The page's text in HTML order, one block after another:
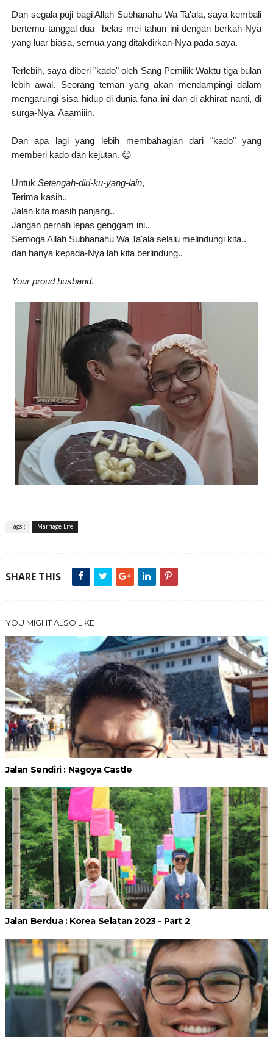
Dan segala puji bagi Allah Subhanahu Wa Ta'ala, saya kembali
bertemu tanggal dua belas mei tahun ini dengan berkah-Nya
yang luar biasa, semua yang ditakdirkan-Nya pada saya.
Terlebih, saya diberi "kado" oleh Sang Pemilik Waktu tiga bulan
lebih awal. Seorang teman yang akan mendampingi dalam
mengarungi sisa hidup di dunia fana ini dan di akhirat nanti, di
surga-Nya. Aaamiiin.
Dan apa lagi yang lebih membahagian dari "kado" yang
memberi kado dan kejutan. 😊
Untuk Setengah-diri-ku-yang-lain,
Terima kasih..
Jalan kita masih panjang..
Jangan pernah lepas genggam ini..
Semoga Allah Subhanahu Wa Ta'ala selalu melindungi kita..
dan hanya kepada-Nya lah kita berlindung..
Your proud husband.
Tags : Marriage Life
SHARE THIS
YOU MIGHT ALSO LIKE
Jalan Sendiri : Nagoya Castle
Jalan Berdua : Korea Selatan 2023 - Part 2